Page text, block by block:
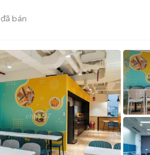
đã bán